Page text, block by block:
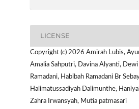
LICENSE
Copyright (c) 2026 Amirah Lubis,
Amalia Sahputri, Davina Alyanti, Dewi
Ramadani, Habibah Ramadani Br
Halimatussadiyah Dalimunthe,
Zahra Irwansyah, Mutia patmasari